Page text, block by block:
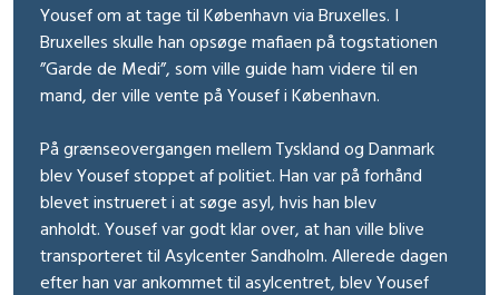
Yousef om at tage til København via Bruxelles. I
Bruxelles skulle han opsøge mafiaen på togstationen
”Garde de Medi”, som ville guide ham videre til en
mand, der ville vente på Yousef i København.
På grænseovergangen mellem Tyskland og Danmark
blev Yousef stoppet af politiet. Han var på forhånd
blevet instrueret i at søge asyl, hvis han blev
anholdt. Yousef var godt klar over, at han ville blive
transporteret til Asylcenter Sandholm. Allerede dagen
efter han var ankommet til asylcentret, blev Yousef